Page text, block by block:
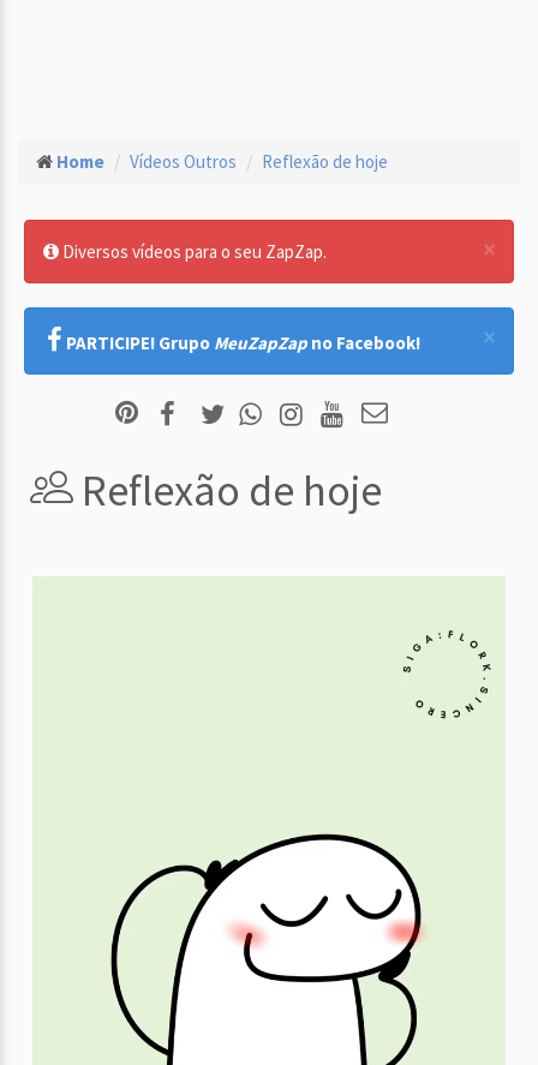
Home Vídeos Outros Reflexão de hoje
×
Diversos vídeos para o seu ZapZap.
×
PARTICIPE! Grupo MeuZapZap no Facebook!
Reflexão de hoje